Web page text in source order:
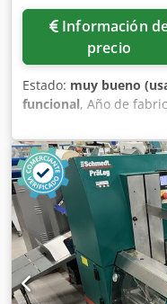
Información de
precio
Estado: muy bueno
funcional, Año de
operativo: 15.700 kg *
Roadliner Credpey Rm
hidráulico * Aire